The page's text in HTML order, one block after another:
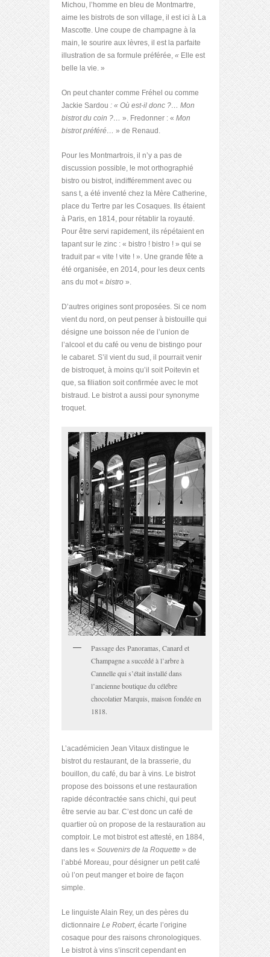
Michou, l’homme en bleu de Montmartre,
aime les bistrots de son village, il est ici à La
Mascotte. Une coupe de champagne à la
main, le sourire aux lèvres, il est la parfaite
illustration de sa formule préférée, « Elle est
belle la vie. »
On peut chanter comme Fréhel ou comme
Jackie Sardou : « Où est-il donc ?… Mon
bistrot du coin ?… ». Fredonner : « Mon
bistrot préféré… » de Renaud.
Pour les Montmartrois, il n’y a pas de
discussion possible, le mot orthographié
bistro ou bistrot, indifféremment avec ou
sans t, a été inventé chez la Mère Catherine,
place du Tertre par les Cosaques. Ils étaient
à Paris, en 1814, pour rétablir la royauté.
Pour être servi rapidement, ils répétaient en
tapant sur le zinc : « bistro ! bistro ! » qui se
traduit par « vite ! vite ! ». Une grande fête a
été organisée, en 2014, pour les deux cents
ans du mot « bistro ».
D’autres origines sont proposées. Si ce nom
vient du nord, on peut penser à bistouille qui
désigne une boisson née de l’union de
l’alcool et du café ou venu de bistingo pour
le cabaret. S’il vient du sud, il pourrait venir
de bistroquet, à moins qu’il soit Poitevin et
que, sa filiation soit confirmée avec le mot
bistraud. Le bistrot a aussi pour synonyme
troquet.
Passage des Panoramas, Canard et
Champagne a succédé à l’arbre à
Cannelle qui s’était installé dans
l’ancienne boutique du célébre
chocolatier Marquis, maison fondée en
1818.
L’académicien Jean Vitaux distingue le
bistrot du restaurant, de la brasserie, du
bouillon, du café, du bar à vins. Le bistrot
propose des boissons et une restauration
rapide décontractée sans chichi, qui peut
être servie au bar. C’est donc un café de
quartier où on propose de la restauration au
comptoir. Le mot bistrot est attesté, en 1884,
dans les « Souvenirs de la Roquette » de
l’abbé Moreau, pour désigner un petit café
où l’on peut manger et boire de façon
simple.
Le linguiste Alain Rey, un des pères du
dictionnaire Le Robert, écarte l’origine
cosaque pour des raisons chronologiques.
Le bistrot à vins s’inscrit cependant en